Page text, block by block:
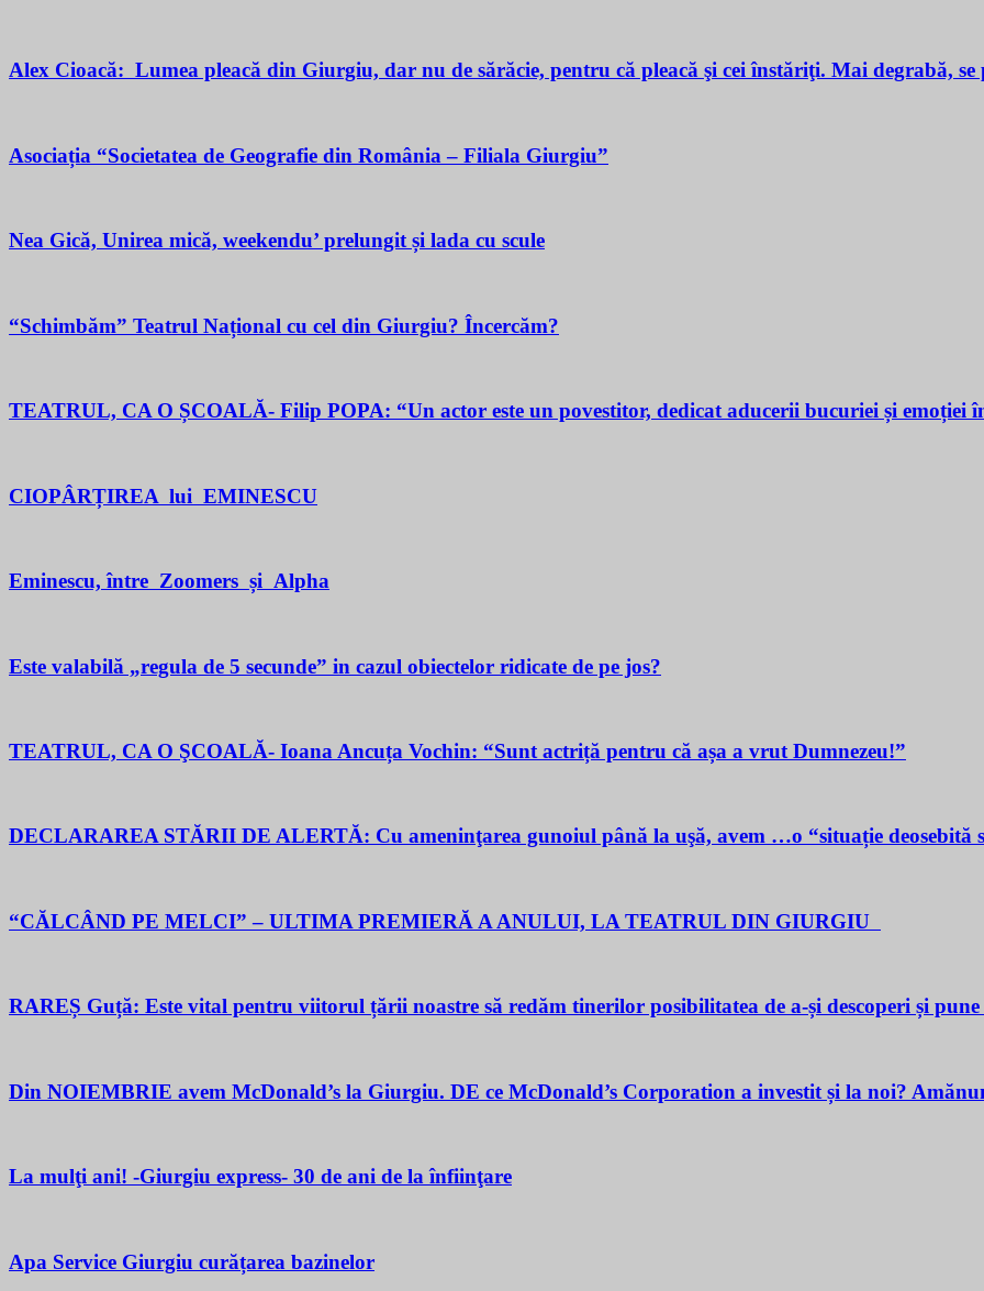
Alex Cioacă: Lumea pleacă din Giurgiu, dar nu de sărăcie, pentru că pleacă şi cei înstăriţi. Mai degrabă,
Asociația “Societatea de Geografie din România – Filiala Giurgiu”
Nea Gică, Unirea mică, weekendu’ prelungit și lada cu scule
“Schimbăm” Teatrul Național cu cel din Giurgiu? Încercăm?
TEATRUL, CA O ȘCOALĂ- Filip POPA: “Un actor este un povestitor, dedicat aducerii bucuriei și emoției
CIOPÂRȚIREA lui EMINESCU
Eminescu, între Zoomers și Alpha
Este valabilă „regula de 5 secunde” in cazul obiectelor ridicate de pe jos?
TEATRUL, CA O ŞCOALĂ- Ioana Ancuța Vochin: “Sunt actriță pentru că așa a vrut Dumnezeu!”
DECLARAREA STĂRII DE ALERTĂ: Cu ameninţarea gunoiul până la uşă, avem …o “situație deosebită
“CĂLCÂND PE MELCI” – ULTIMA PREMIERĂ A ANULUI, LA TEATRUL DIN GIURGIU
RAREȘ Guță: Este vital pentru viitorul țării noastre să redăm tinerilor posibilitatea de a-și descoperi și
Din NOIEMBRIE avem McDonald’s la Giurgiu. DE ce McDonald’s Corporation a investit și la noi?
La mulţi ani! -Giurgiu express- 30 de ani de la înfiinţare
Apa Service Giurgiu curățarea bazinelor